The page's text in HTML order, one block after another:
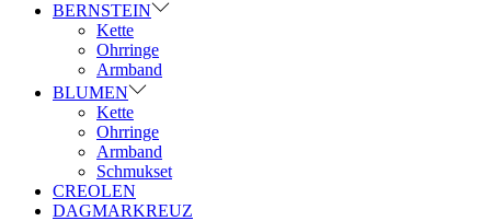
BERNSTEIN
Kette
Ohrringe
Armband
BLUMEN
Kette
Ohrringe
Armband
Schmukset
CREOLEN
DAGMARKREUZ